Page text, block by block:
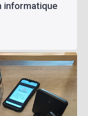
informatique